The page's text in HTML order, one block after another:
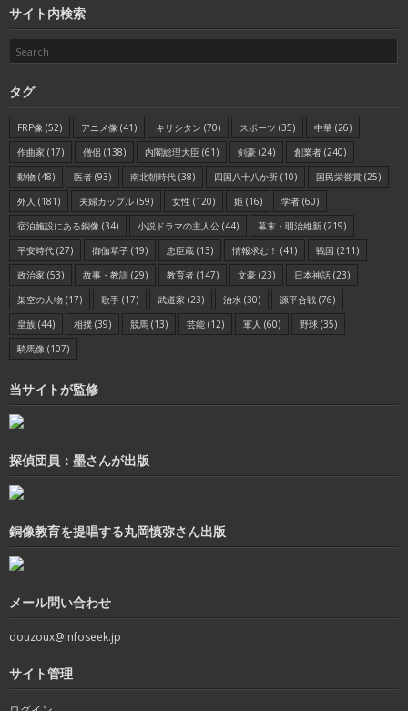
サイト内検索
タグ
FRP像 (52) アニメ像 (41) キリシタン (70) スポーツ (35) 中華 (26)
作曲家 (17) 僧侶 (138) 内閣総理大臣 (61) 剣豪 (24) 創業者 (240)
動物 (48) 医者 (93) 南北朝時代 (38) 四国八十八か所 (10) 国民栄誉賞 (25)
外人 (181) 夫婦カップル (59) 女性 (120) 姫 (16) 学者 (60)
宿泊施設にある銅像 (34) 小説ドラマの主人公 (44) 幕末・明治維新 (219)
平安時代 (27) 御伽草子 (19) 忠臣蔵 (13) 情報求む！ (41) 戦国 (211)
政治家 (53) 故事・教訓 (29) 教育者 (147) 文豪 (23) 日本神話 (23)
架空の人物 (17) 歌手 (17) 武道家 (23) 治水 (30) 源平合戦 (76)
皇族 (44) 相撲 (39) 競馬 (13) 芸能 (12) 軍人 (60) 野球 (35)
騎馬像 (107)
当サイトが監修
探偵団員：墨さんが出版
銅像教育を提唱する丸岡慎弥さん出版
メール問い合わせ
douzoux@infoseek.jp
サイト管理